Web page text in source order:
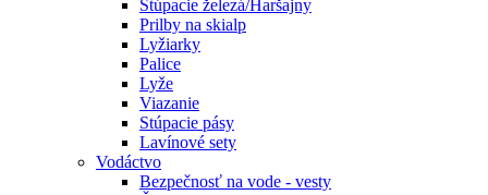
Stúpacie železá/Haršajny
Prilby na skialp
Lyžiarky
Palice
Lyže
Viazanie
Stúpacie pásy
Lavínové sety
Vodáctvo
Bezpečnosť na vode - vesty